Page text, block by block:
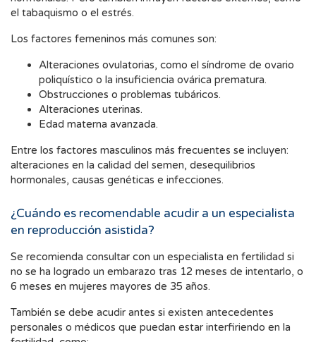
el tabaquismo o el estrés.
Los factores femeninos más comunes son:
Alteraciones ovulatorias, como el síndrome de ovario
poliquístico o la insuficiencia ovárica prematura.
Obstrucciones o problemas tubáricos.
Alteraciones uterinas.
Edad materna avanzada.
Entre los factores masculinos más frecuentes se incluyen:
alteraciones en la calidad del semen, desequilibrios
hormonales, causas genéticas e infecciones.
¿Cuándo es recomendable acudir a un especialista
en reproducción asistida?
Se recomienda consultar con un especialista en fertilidad si
no se ha logrado un embarazo tras 12 meses de intentarlo, o
6 meses en mujeres mayores de 35 años.
También se debe acudir antes si existen antecedentes
personales o médicos que puedan estar interfiriendo en la